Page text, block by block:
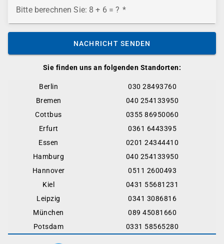
Sie finden uns an folgenden Standorten:
Berlin
030 28493760
Bremen
040 254133950
Cottbus
0355 86950060
Erfurt
0361 6443395
Essen
0201 24344410
Hamburg
040 254133950
Hannover
0511 2600493
Kiel
0431 55681231
Leipzig
0341 3086816
München
089 45081660
Potsdam
0331 58565280
Bitte berechnen Sie: 8 + 6 = ?
NACHRICHT SENDEN